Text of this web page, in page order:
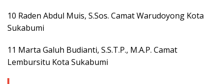
10 Raden Abdul Muis, S.Sos. Camat Warudoyong Kota
Sukabumi
11 Marta Galuh Budianti, S.S.T.P., M.A.P. Camat
Lembursitu Kota Sukabumi